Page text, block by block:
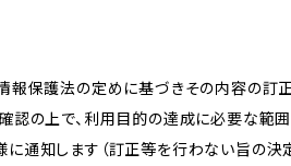
報保護法の定めに基づきその内容の訂
認の上で、利用目的の達成に必要な範
通知します（訂正等を行わない旨の決